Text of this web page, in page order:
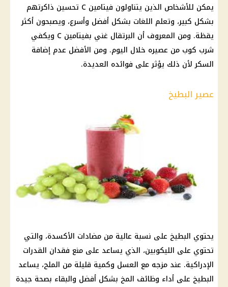
يمكن للأشخاص الذين يتناولون فيتامين C تحسين ذاكرتهم
بشكل كبير، وتعلم اللغات بشكل أفضل وأسرع، ويصبحون أكثر
يقظة. ومن المعروف أن البرتقال غني بفيتامين C ويكفي
شرب كوب من عصيره خلال اليوم. ومن الأفضل عدم إضافة
السكر لأن ذلك يؤثر على فوائده العديدة.
عصير البطيخ
يحتوي البطيخ على نسبة عالية من مضادات الأكسدة، والتي
تحتوي على الليكوبين، الذي يساعد على منع فقدان القدرات
الإدراكية. عند مزجه مع العسل وكمية قليلة من الملح، يساعد
البطيخ على أداء وظائف المخ بشكل أفضل والبقاء بصحة جيدة